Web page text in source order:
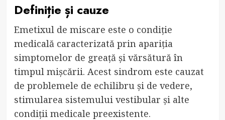
Definiție și cauze
Emetixul de miscare este o condiție
medicală caracterizată prin apariția
simptomelor de greață și vărsătură în
timpul mișcării. Acest sindrom este cauzat
de problemele de echilibru și de vedere,
stimularea sistemului vestibular și alte
condiții medicale preexistente.